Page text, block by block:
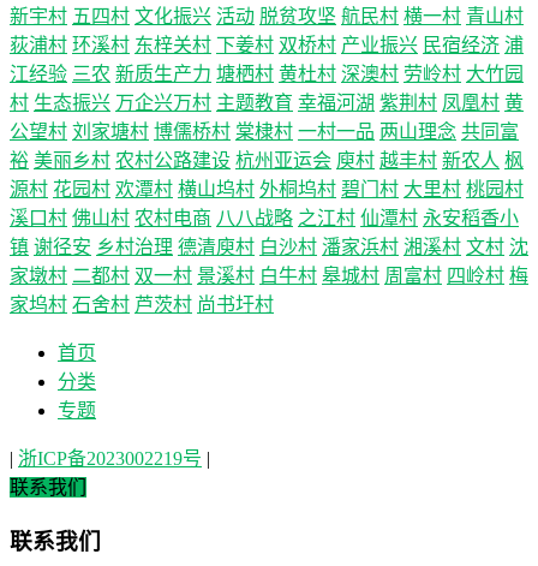
新宇村 五四村 文化振兴 活动 脱贫攻坚 航民村 横一村 青山村
荻浦村 环溪村 东梓关村 下姜村 双桥村 产业振兴 民宿经济 浦
江经验 三农 新质生产力 塘栖村 黄杜村 深澳村 劳岭村 大竹园
村 生态振兴 万企兴万村 主题教育 幸福河湖 紫荆村 凤凰村 黄
公望村 刘家塘村 博儒桥村 棠棣村 一村一品 两山理念 共同富
裕 美丽乡村 农村公路建设 杭州亚运会 庾村 越丰村 新农人 枫
源村 花园村 欢潭村 横山坞村 外桐坞村 碧门村 大里村 桃园村
溪口村 佛山村 农村电商 八八战略 之江村 仙潭村 永安稻香小
镇 谢径安 乡村治理 德清庾村 白沙村 潘家浜村 湘溪村 文村 沈
家墩村 二都村 双一村 景溪村 白牛村 皋城村 周富村 四岭村 梅
家坞村 石舍村 芦茨村 尚书圩村
首页
分类
专题
| 浙ICP备2023002219号 |
联系我们
联系我们